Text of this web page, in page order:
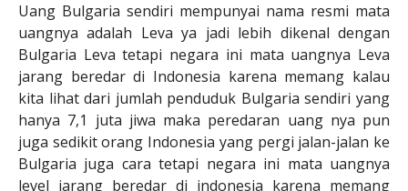
Uang Bulgaria sendiri mempunyai nama resmi mata
uangnya adalah Leva ya jadi lebih dikenal dengan
Bulgaria Leva tetapi negara ini mata uangnya Leva
jarang beredar di Indonesia karena memang kalau
kita lihat dari jumlah penduduk Bulgaria sendiri yang
hanya 7,1 juta jiwa maka peredaran uang nya pun
juga sedikit orang Indonesia yang pergi jalan-jalan ke
Bulgaria juga cara tetapi negara ini mata uangnya
level jarang beredar di indonesia karena memang